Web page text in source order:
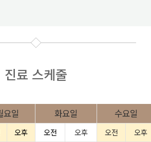
진료 스케줄
요일 화요일 수요일
오후 오전 오후 오전 오후